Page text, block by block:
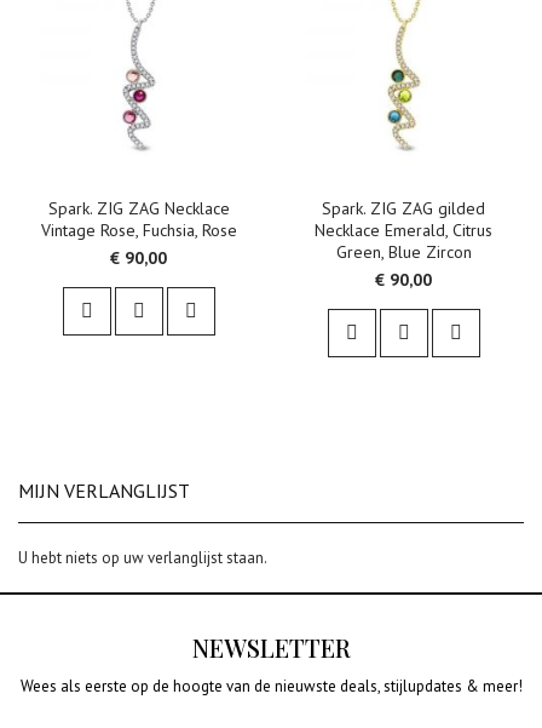
Spark. ZIG ZAG Necklace
Vintage Rose, Fuchsia, Rose
€ 90,00
Spark. ZIG ZAG gilded
Necklace Emerald, Citrus
Green, Blue Zircon
€ 90,00
MIJN VERLANGLIJST
U hebt niets op uw verlanglijst staan.
NEWSLETTER
Wees als eerste op de hoogte van de nieuwste deals, stijlupdates & meer!